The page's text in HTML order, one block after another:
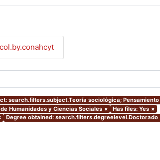
search.filters.subject.Teoría sociológica;
Humanidades y Ciencias Sociales × Has files: Yes ×
Degree obtained: search.filters.degreelevel.Doctorado